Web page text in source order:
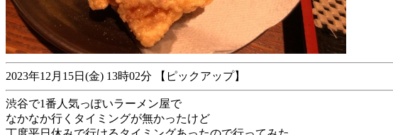
2023年12月15日(金) 13時02分 【ピックアップ】
渋谷で1番人気っぽいラーメン屋で
なかなか行くタイミングが無かったけど